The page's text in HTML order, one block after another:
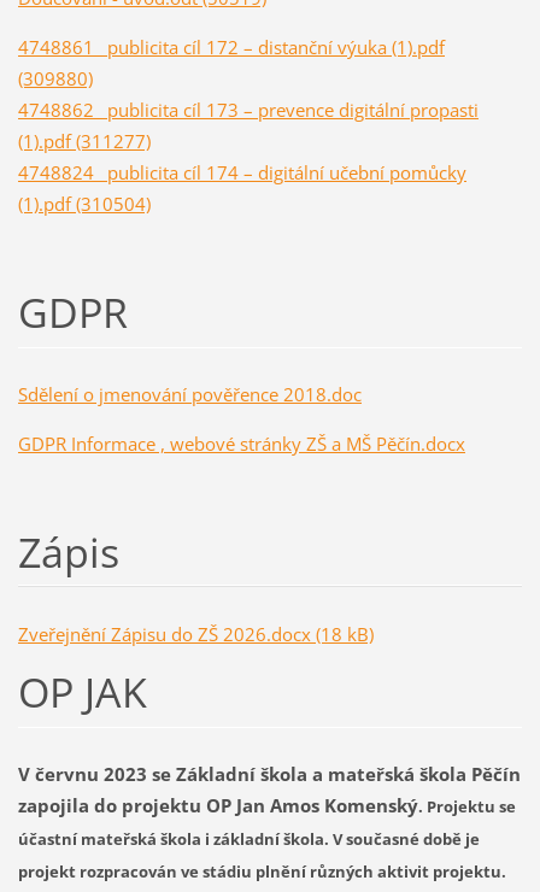
4748861_ publicita cíl 172 – distanční výuka (1).pdf
(309880)
4748862_ publicita cíl 173 – prevence digitální propasti
(1).pdf (311277)
4748824_ publicita cíl 174 – digitální učební pomůcky
(1).pdf (310504)
GDPR
Sdělení o jmenování pověřence 2018.doc
GDPR Informace , webové stránky ZŠ a MŠ Pěčín.docx
Zápis
Zveřejnění Zápisu do ZŠ 2026.docx (18 kB)
OP JAK
V červnu 2023 se Základní škola a mateřská škola Pěčín
zapojila do projektu OPJan Amos Komenský. Projektu se
účastní mateřská škola i základní škola. V současné době je
projekt rozpracován ve stádiu plnění různých aktivit projektu.